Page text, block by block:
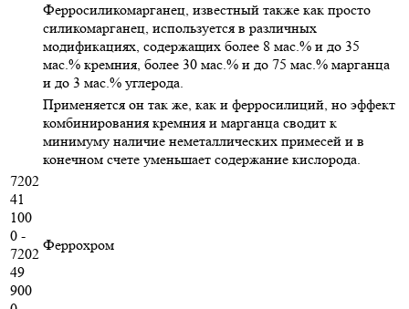
Ферросиликомарганец, известный также как просто
силикомарганец, используется в различных
модификациях, содержащих более 8 мас.% и до 35
мас.% кремния, более 30 мас.% и до 75 мас.% марганца
и до 3 мас.% углерода.
Применяется он так же, как и ферросилиций, но эффект
комбинирования кремния и марганца сводит к
минимуму наличие неметаллических примесей и в
конечном счете уменьшает содержание кислорода.
7202
41
100
0 -
7202
49
900
Феррохром